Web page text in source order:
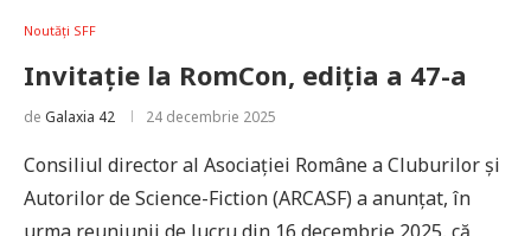
Noutăți SFF
Invitație la RomCon, ediția a 47-a
de Galaxia 42 24 decembrie 2025
Consiliul director al Asociației Române a Cluburilor și
Autorilor de Science-Fiction (ARCASF) a anunțat, în